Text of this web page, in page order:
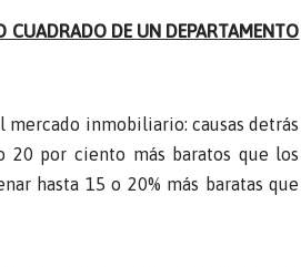
CUADRADO DE UN DEPARTAMENTO
mercado inmobiliario: causas detrás
20 por ciento más baratos que los
hasta 15 o 20% más baratas que